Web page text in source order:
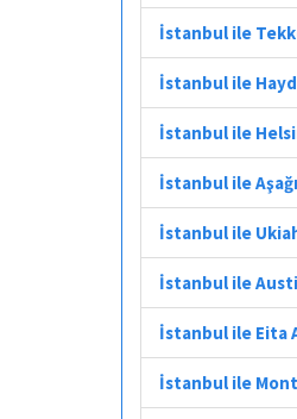
İstanbul ile
İstanbul ile
İstanbul ile
İstanbul ile
İstanbul ile
İstanbul ile
İstanbul ile Eita
İstanbul ile